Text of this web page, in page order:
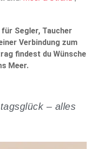
Segler, Taucher
Verbindung zum
findest du Wünsche
Meer.
– alles